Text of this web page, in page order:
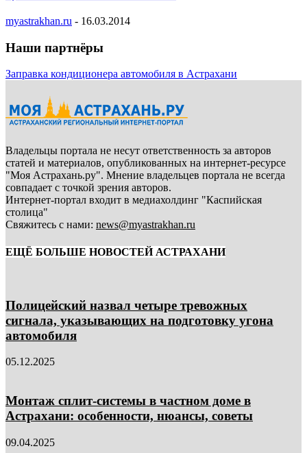
myastrakhan.ru - 16.03.2014
Наши партнёры
Заправка кондиционера автомобиля в Астрахани
Владельцы портала не несут ответственность за авторов
статей и материалов, опубликованных на интернет-ресурсе
"Моя Астрахань.ру". Мнение владельцев портала не всегда
совпадает с точкой зрения авторов.
Интернет-портал входит в медиахолдинг "Каспийская
столица"
Свяжитесь с нами: news@myastrakhan.ru
ЕЩЁ БОЛЬШЕ НОВОСТЕЙ АСТРАХАНИ
Полицейский назвал четыре тревожных
сигнала, указывающих на подготовку угона
автомобиля
05.12.2025
Монтаж сплит-системы в частном доме в
Астрахани: особенности, нюансы, советы
09.04.2025